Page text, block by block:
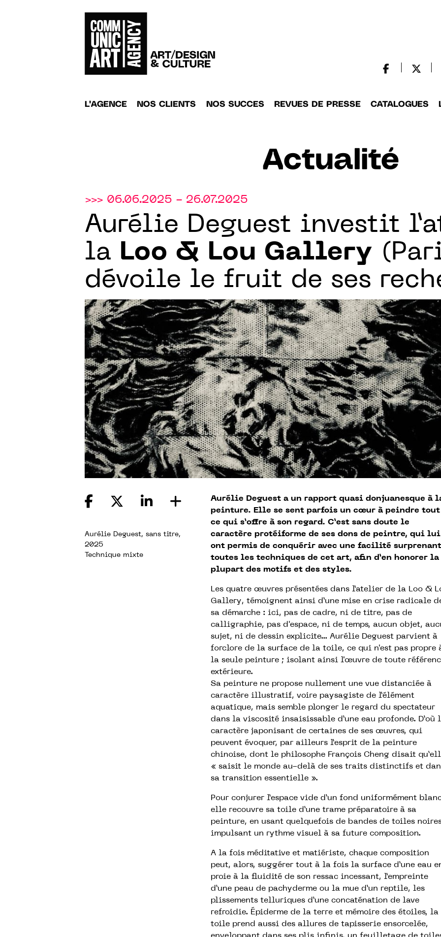
L'AGENCE NOS CLIENTS NOS SUCCES REVUES DE PRESSE CATALOGUES
Actualité
>>> 06.06.2025 - 26.07.2025
Aurélie Deguest investit
la Loo & Lou Gallery
dévoile le fruit de ses
Aurélie Deguest, sans titre,
2025
Technique mixte
Aurélie Deguest a un rapport quasi donjuanesque à
peinture. Elle se sent parfois un cœur à peindre tout
ce qui s’offre à son regard. C’est sans doute le
caractère protéiforme de ses dons de peintre, qui lui
ont permis de conquérir avec une facilité
toutes les techniques de cet art, afin d’en honorer la
plupart des motifs et des styles.
Les quatre œuvres présentées dans l’atelier de la Loo &
Gallery, témoignent ainsi d’une mise en crise radicale
sa démarche : ici, pas de cadre, ni de titre, pas de
calligraphie, pas d'espace, ni de temps, aucun objet,
sujet, ni de dessin explicite... Aurélie Deguest parvient à
forclore de la surface de la toile, ce qui n'est pas propre
la seule peinture ; isolant ainsi l'œuvre de toute
extérieure.
Sa peinture ne propose nullement une vue distanciée à
caractère illustratif, voire paysagiste de l’élément
aquatique, mais semble plonger le regard du spectateur
dans la viscosité insaisissable d’une eau profonde. D’où
caractère japonisant de certaines de ses œuvres, qui
peuvent évoquer, par ailleurs l’esprit de la peinture
chinoise, dont le philosophe François Cheng disait
« saisit le monde au-delà de ses traits distinctifs et
sa transition essentielle ».
Pour conjurer l’espace vide d’un fond uniformément
elle recouvre sa toile d’une trame préparatoire à sa
peinture, en usant quelquefois de bandes de toiles
impulsant un rythme visuel à sa future composition.
A la fois méditative et matiériste, chaque composition
peut, alors, suggérer tout à la fois la surface d’une eau
proie à la fluidité de son ressac incessant, l’empreinte
d’une peau de pachyderme ou la mue d’un reptile, les
plissements telluriques d’une concaténation de lave
refroidie. Épiderme de la terre et mémoire des étoiles, la
toile prend aussi des allures de tapisserie ensorcelée,